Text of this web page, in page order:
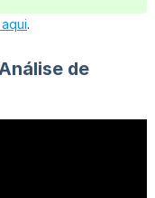
.
de